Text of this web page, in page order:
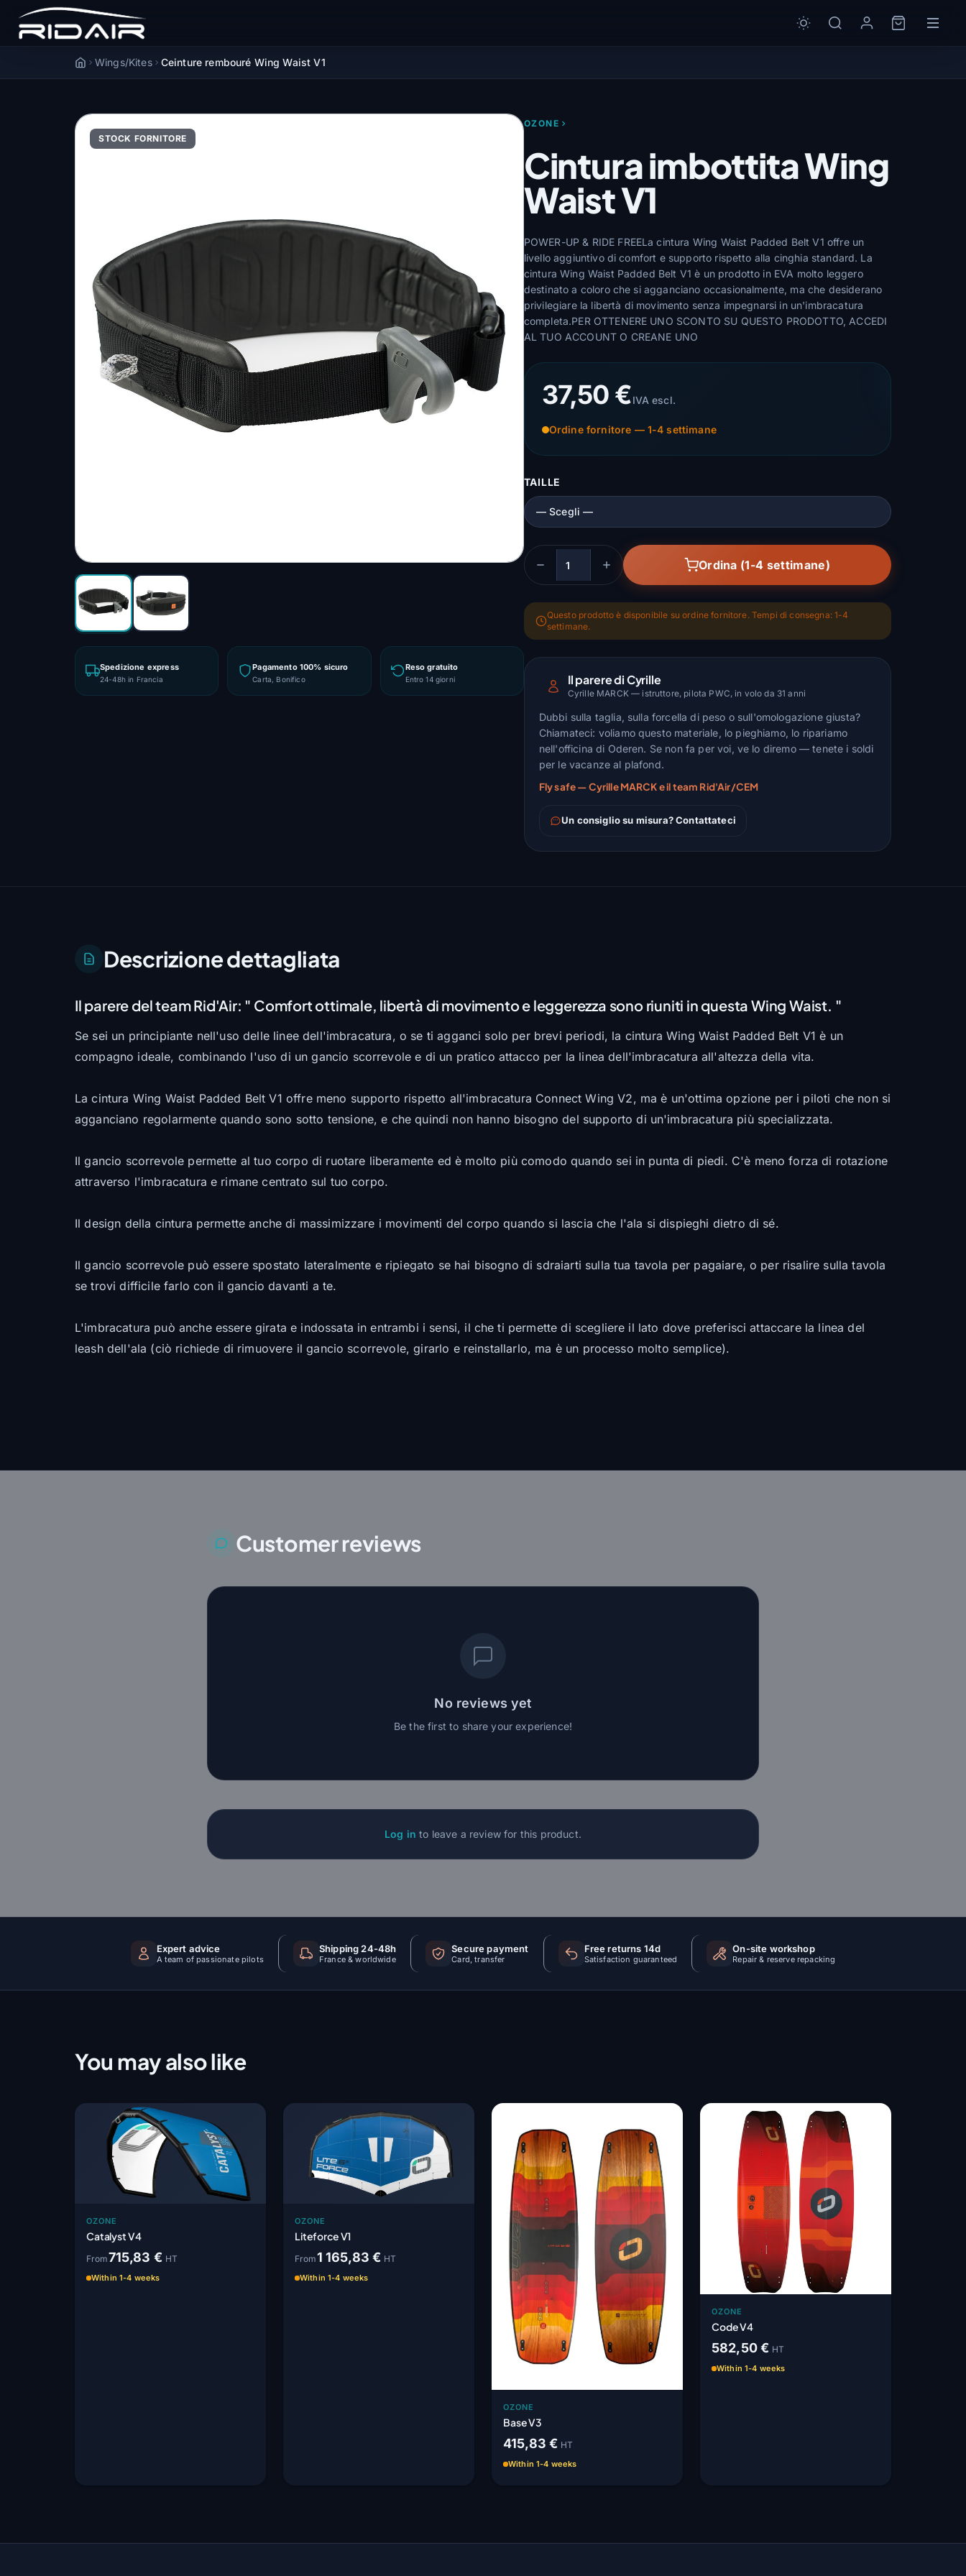
AccueilWings/Kites Ceinture rembouré Wing Waist V1
STOCK FORNITORE
Spedizione express
24-48h in Francia
Pagamento 100% sicuro
Carta, Bonifico
Reso gratuito
Entro 14 giorni
OZONE
Cintura imbottita Wing
Waist V1
POWER-UP & RIDE FREELa cintura Wing Waist Padded Belt V1 offre un
livello aggiuntivo di comfort e supporto rispetto alla cinghia standard. La
cintura Wing Waist Padded Belt V1 è un prodotto in EVA molto leggero
destinato a coloro che si agganciano occasionalmente, ma che desiderano
privilegiare la libertà di movimento senza impegnarsi in un'imbracatura
completa.PER OTTENERE UNO SCONTO SU QUESTO PRODOTTO, ACCEDI
AL TUO ACCOUNT O CREANE UNO
37,50 €IVA escl.
Ordine fornitore — 1-4 settimane
TAILLE
Quantità
Ordina (1-4 settimane)
Questo prodotto è disponibile su ordine fornitore. Tempi di consegna: 1-4
settimane.
Il parere di Cyrille
Cyrille MARCK — istruttore, pilota PWC, in volo da 31 anni
Dubbi sulla taglia, sulla forcella di peso o sull'omologazione giusta?
Chiamateci: voliamo questo materiale, lo pieghiamo, lo ripariamo
nell'officina di Oderen. Se non fa per voi, ve lo diremo — tenete i soldi
per le vacanze al plafond.
Fly safe — Cyrille MARCK e il team Rid'Air/CEM
Un consiglio su misura? Contattateci
Descrizione dettagliata
Il parere del team Rid'Air: " Comfort ottimale, libertà di movimento e leggerezza sono riuniti in questa Wing Waist. "
Se sei un principiante nell'uso delle linee dell'imbracatura, o se ti agganci solo per brevi periodi, la cintura Wing Waist Padded Belt V1 è un
compagno ideale, combinando l'uso di un gancio scorrevole e di un pratico attacco per la linea dell'imbracatura all'altezza della vita.
La cintura Wing Waist Padded Belt V1 offre meno supporto rispetto all'imbracatura Connect Wing V2, ma è un'ottima opzione per i piloti che non si
agganciano regolarmente quando sono sotto tensione, e che quindi non hanno bisogno del supporto di un'imbracatura più specializzata.
Il gancio scorrevole permette al tuo corpo di ruotare liberamente ed è molto più comodo quando sei in punta di piedi. C'è meno forza di rotazione
attraverso l'imbracatura e rimane centrato sul tuo corpo.
Il design della cintura permette anche di massimizzare i movimenti del corpo quando si lascia che l'ala si dispieghi dietro di sé.
Il gancio scorrevole può essere spostato lateralmente e ripiegato se hai bisogno di sdraiarti sulla tua tavola per pagaiare, o per risalire sulla tavola
se trovi difficile farlo con il gancio davanti a te.
L'imbracatura può anche essere girata e indossata in entrambi i sensi, il che ti permette di scegliere il lato dove preferisci attaccare la linea del
leash dell'ala (ciò richiede di rimuovere il gancio scorrevole, girarlo e reinstallarlo, ma è un processo molto semplice).
Customer reviews
No reviews yet
Be the first to share your experience!
Log in to leave a review for this product.
Expert advice
A team of passionate pilots
Shipping 24-48h
France & worldwide
Secure payment
Card, transfer
Free returns 14d
Satisfaction guaranteed
On-site workshop
Repair & reserve repacking
You may also like
OZONE
Catalyst V4
From715,83 € HT
Within 1-4 weeks
OZONE
Liteforce V1
From1 165,83 € HT
Within 1-4 weeks
OZONE
Base V3
415,83 € HT
Within 1-4 weeks
OZONE
Code V4
582,50 € HT
Within 1-4 weeks